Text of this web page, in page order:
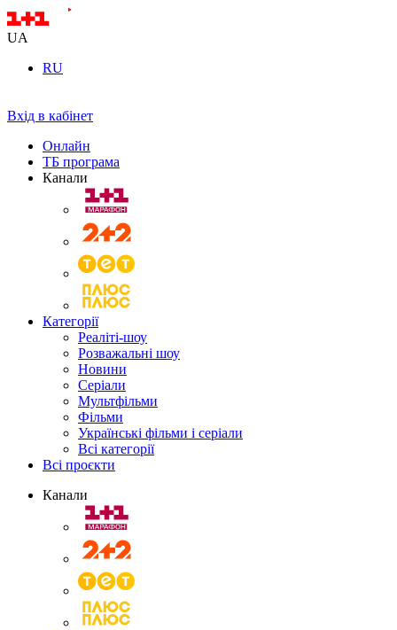
UA
RU
Вхід в кабінет
Онлайн
ТБ програма
Канали
Категорії
Реаліті-шоу
Розважальні шоу
Новини
Серіали
Мультфільми
Фільми
Українські фільми і серіали
Всі категорії
Всі проєкти
Канали